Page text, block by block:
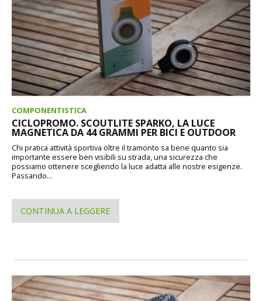
COMPONENTISTICA
CICLOPROMO. SCOUTLITE SPARKO, LA LUCE
MAGNETICA DA 44 GRAMMI PER BICI E OUTDOOR
Chi pratica attività sportiva oltre il tramonto sa bene quanto sia
importante essere ben visibili su strada, una sicurezza che
possiamo ottenere scegliendo la luce adatta alle nostre esigenze.
Passando...
CONTINUA A LEGGERE